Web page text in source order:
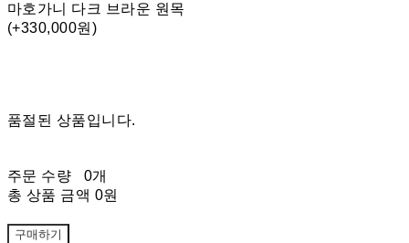
마호가니 다크 브라운 원목
(+330,000원)
품절된 상품입니다.
주문 수량
0개
총 상품 금액 0원
구매하기